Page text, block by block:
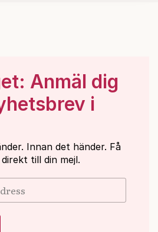
Anmäl dig
i
Innan det händer. Få
till din mejl.